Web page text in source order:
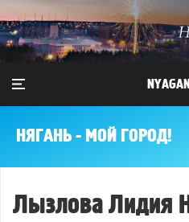
НЯГАНЬ - МОЙ ГОРОД!
Лызлова Лидия